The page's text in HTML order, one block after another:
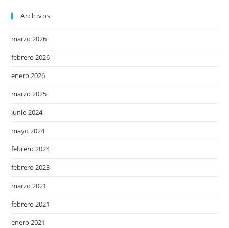
Archivos
marzo 2026
febrero 2026
enero 2026
marzo 2025
junio 2024
mayo 2024
febrero 2024
febrero 2023
marzo 2021
febrero 2021
enero 2021